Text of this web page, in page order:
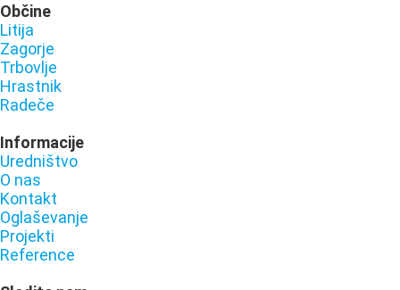
Občine
Litija
Zagorje
Trbovlje
Hrastnik
Radeče
Informacije
Uredništvo
O nas
Kontakt
Oglaševanje
Projekti
Reference